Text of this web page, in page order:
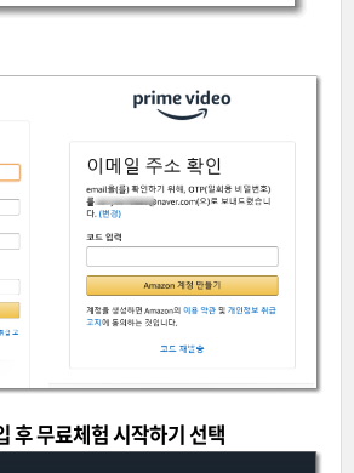
후 무료체험 시작하기 선택